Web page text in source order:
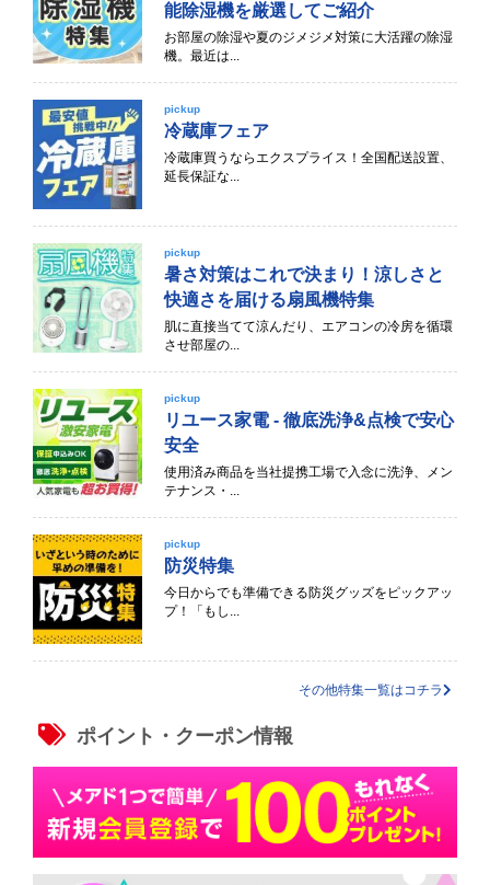
能除湿機を厳選してご紹介
お部屋の除湿や夏のジメジメ対策に大活躍の除湿
機。最近は...
pickup
冷蔵庫フェア
冷蔵庫買うならエクスプライス！全国配送設置、
延長保証な...
pickup
暑さ対策はこれで決まり！涼しさと
快適さを届ける扇風機特集
肌に直接当てて涼んだり、エアコンの冷房を循環
させ部屋の...
pickup
リユース家電 - 徹底洗浄&点検で安心
安全
使用済み商品を当社提携工場で入念に洗浄、メン
テナンス・...
pickup
防災特集
今日からでも準備できる防災グッズをピックアッ
プ！「もし...
その他特集一覧はコチラ
ポイント・クーポン情報